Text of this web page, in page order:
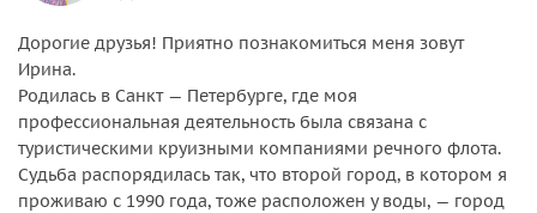
Дорогие друзья! Приятно познакомиться меня зовут
Ирина.
Родилась в Санкт — Петербурге, где моя
профессиональная деятельность была связана с
туристическими круизными компаниями речного флота.
Судьба распорядилась так, что второй город, в котором я
проживаю с 1990 года, тоже расположен у воды, — город